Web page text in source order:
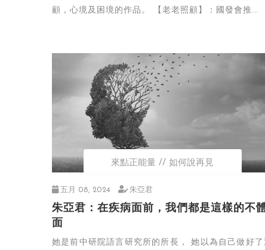
顧，心境及困境的作品。 【老老照顧】：國發會推...
來點正能量 如何說再見
五月 08, 2024 朱亞君
朱亞君：在疾病面前，我們都是這樣的不
面
她是前中研院語言研究所的所長， 她以為自己做好了